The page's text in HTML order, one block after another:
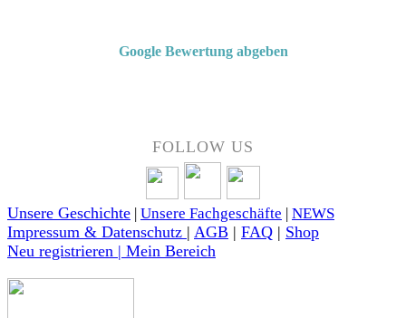
Google Bewertung abgeben
FOLLOW US
Unsere Geschichte Unsere Fachgeschäfte NEWS
Impressum & Datenschutz | AGB | FAQ | Shop
Neu registrieren | Mein Bereich